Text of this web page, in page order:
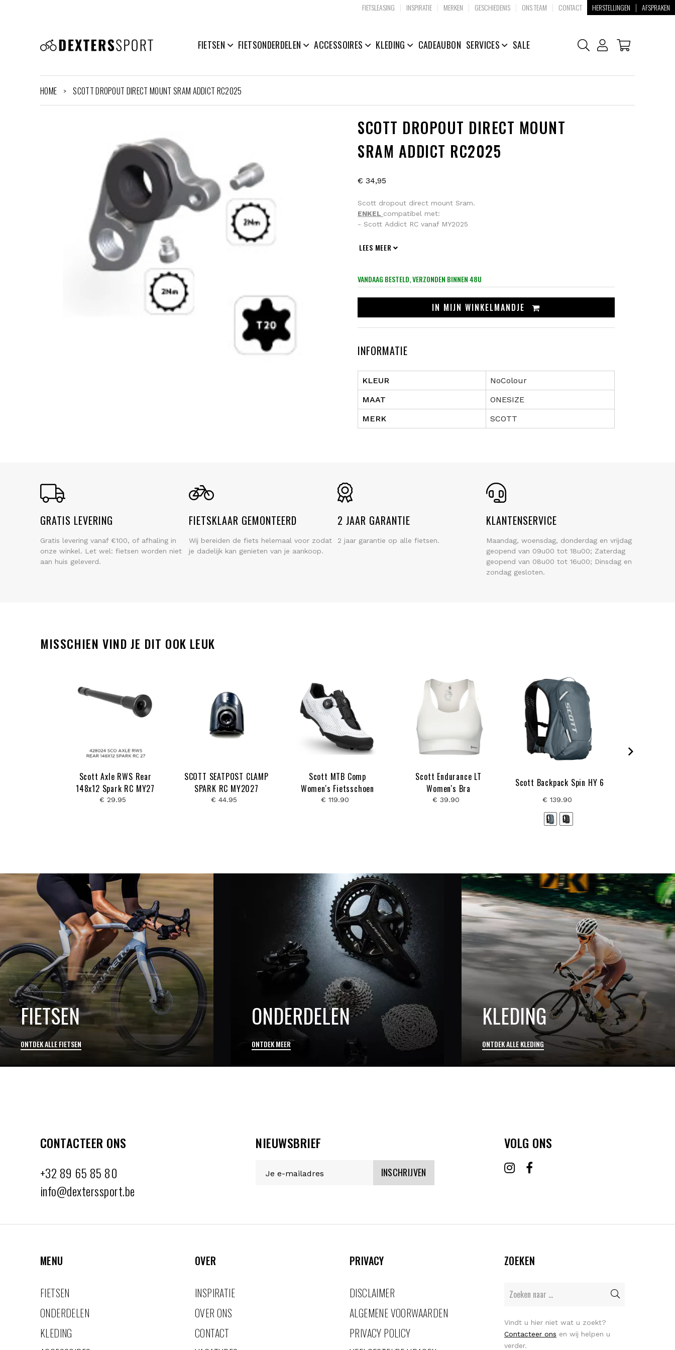
FIETSLEASING | INSPIRATIE | MERKEN | GESCHIEDENIS | ONS TEAM | CONTACT HERSTELLINGEN | AFSPRAKEN
FIETSEN FIETSONDERDELEN ACCESSOIRES KLEDING CADEAUBON SERVICES SALE
HOME > SCOTT DROPOUT DIRECT MOUNT SRAM ADDICT RC2025
SCOTT DROPOUT DIRECT MOUNT
SRAM ADDICT RC2025
€ 34,95
Scott dropout direct mount Sram.
ENKEL compatibel met:
- Scott Addict RC vanaf MY2025
LEES MEER
VANDAAG BESTELD, VERZONDEN BINNEN 48U
IN MIJN WINKELMANDJE
INFORMATIE
KLEUR
NoColour
MAAT
ONESIZE
MERK
SCOTT
GRATIS LEVERING
Gratis levering vanaf €100, of afhaling in
onze winkel. Let wel: fietsen worden niet
aan huis geleverd.
FIETSKLAAR GEMONTEERD
Wij bereiden de fiets helemaal voor zodat
je dadelijk kan genieten van je aankoop.
2 JAAR GARANTIE
2 jaar garantie op alle fietsen.
KLANTENSERVICE
Maandag, woensdag, donderdag en vrijdag
geopend van 09u00 tot 18u00; Zaterdag
geopend van 08u00 tot 16u00; Dinsdag en
zondag gesloten.
MISSCHIEN VIND JE DIT OOK LEUK
Scott Axle RWS Rear
148x12 Spark RC MY27
€ 29.95
SCOTT SEATPOST CLAMP
SPARK RC MY2027
€ 44.95
Scott MTB Comp
Women's Fietsschoen
€ 119.90
Scott Endurance LT
Women's Bra
€ 39.90
Scott Backpack Spin HY 6
€ 139.90
ONTDEK ALLE FIETSEN
FIETSEN
ONTDEK MEER
ONDERDELEN
ONTDEK ALLE KLEDING
KLEDING
CONTACTEER ONS
+32 89 65 85 80
info@dexterssport.be
NIEUWSBRIEF
INSCHRIJVEN
VOLG ONS
MENU
FIETSEN
ONDERDELEN
KLEDING
OVER
INSPIRATIE
OVER ONS
CONTACT
PRIVACY
DISCLAIMER
ALGEMENE VOORWAARDEN
PRIVACY POLICY
ZOEKEN
Vindt u hier niet wat u zoekt?
Contacteer ons en wij helpen u
verder.